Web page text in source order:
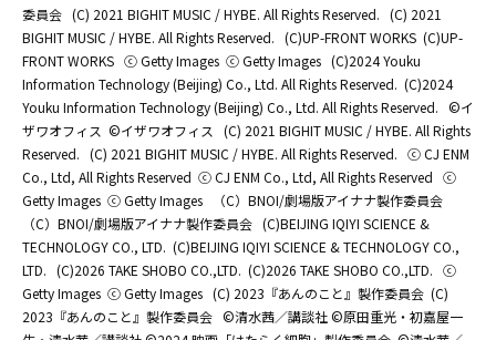
委員会 (C) 2021 BIGHIT MUSIC / HYBE. All Rights Reserved. (C) 2021
BIGHIT MUSIC / HYBE. All Rights Reserved. (C)UP-FRONT WORKS (C)UP-
FRONT WORKS ⓒ Getty Images ⓒ Getty Images (C)2024 Youku
Information Technology (Beijing) Co., Ltd. All Rights Reserved. (C)2024
Youku Information Technology (Beijing) Co., Ltd. All Rights Reserved. ©イ
ザワオフィス ©イザワオフィス
(C) 2021 BIGHIT MUSIC / HYBE. All Rights
Reserved. (C) 2021 BIGHIT MUSIC / HYBE. All Rights Reserved. ⓒ CJ ENM
Co., Ltd, All Rights Reserved ⓒ CJ ENM Co., Ltd, All Rights Reserved ⓒ
Getty Images ⓒ Getty Images
（C）BNOI/劇場版アイナナ製作委員会
（C）BNOI/劇場版アイナナ製作委員会 (C)BEIJING IQIYI SCIENCE &
TECHNOLOGY CO., LTD. (C)BEIJING IQIYI SCIENCE & TECHNOLOGY CO.,
LTD. (C)2026 TAKE SHOBO CO.,LTD. (C)2026 TAKE SHOBO CO.,LTD. ⓒ
Getty Images ⓒ Getty Images (C) 2023『あんのこと』製作委員会 (C)
2023『あんのこと』製作委員会 ©清水茜／講談社 ©原田重光・初嘉屋一